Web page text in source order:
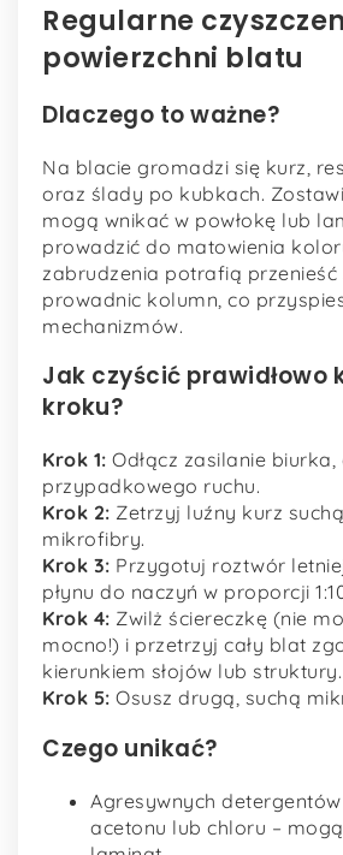
Regularne
powierzchni blatu
Dlaczego to ważne?
Na blacie gromadzi się kurz,
oraz ślady po kubkach.
mogą wnikać w powłokę lub
prowadzić do matowienia
zabrudzenia potrafią przenieść
prowadnic kolumn, co
mechanizmów.
Jak czyścić prawidłowo
kroku?
Krok 1: Odłącz zasilanie
przypadkowego ruchu.
Krok 2: Zetrzyj luźny kurz
mikrofibry.
Krok 3: Przygotuj roztwór
płynu do naczyń w proporcji
Krok 4: Zwilż ściereczkę (nie
mocno!) i przetrzyj cały blat
kierunkiem słojów lub struktury.
Krok 5: Osusz drugą, suchą
Czego unikać?
Agresywnych
acetonu lub chloru –